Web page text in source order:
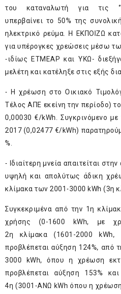
του καταναλωτή για τις
υπερβαίνει το 50% της
ηλεκτρικό ρεύμα. Η ΕΚΠΟΙΖΩ
για υπέρογκες χρεώσεις μέσω
-ιδίως ΕΤΜΕΑΡ και ΥΚΩ-
μελέτη και κατέληξε στις εξής
- Η χρέωση στο Οικιακό
Τέλος ΑΠΕ εκείνη την περίοδο)
0,00030 €/kWh. Συγκρινόμενο
2017 (0,02477 €/kWh)
%.
- Ιδιαίτερη μνεία απαιτείται
υψηλή και απολύτως άδικη
κλίμακα των 2001-3000 kWh (3η
Συγκεκριμένα από την 1η
χρήσης (0-1600 kWh, με
2η κλίμακα (1601-2000 kWh,
προβλέπεται αύξηση 124%, από
3000 kWh, όπου η χρέωση
προβλέπεται αύξηση 153%
4η (3001-ΑΝΩ kWh όπου η